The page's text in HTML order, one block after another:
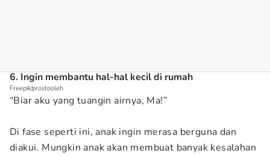
6. Ingin membantu hal-hal kecil di rumah
Freepik/prostooleh
“Biar aku yang tuangin airnya, Ma!”
Di fase seperti ini, anak ingin merasa berguna dan
diakui. Mungkin anak akan membuat banyak kesalahan